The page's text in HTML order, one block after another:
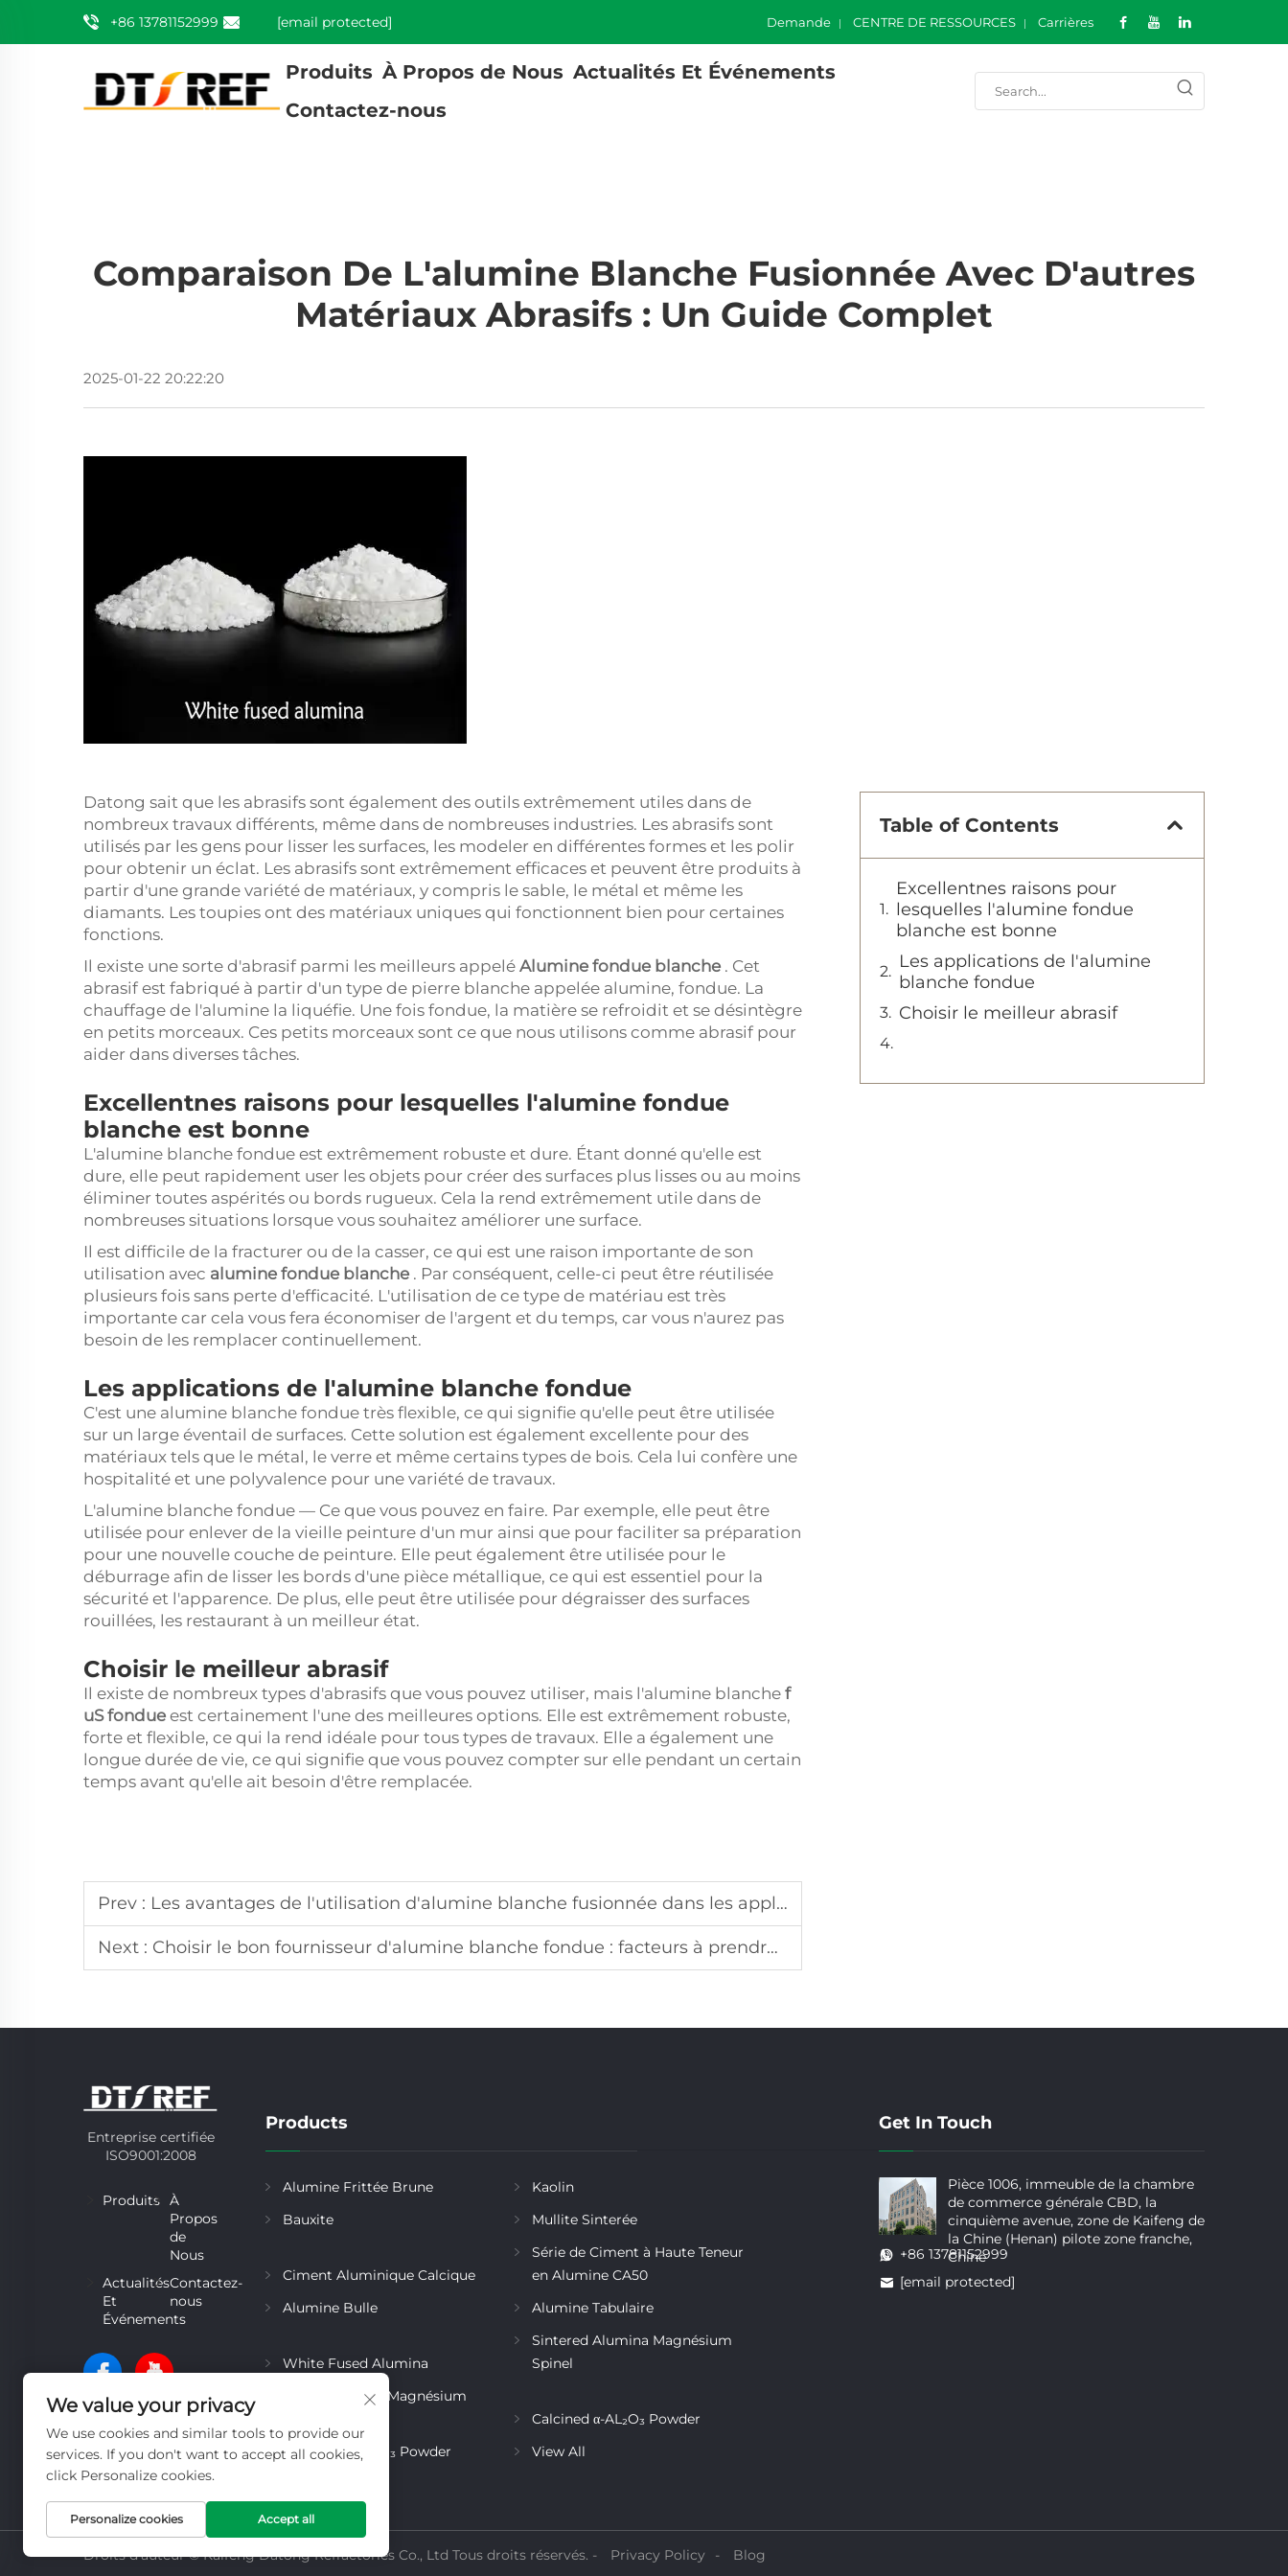
+86 13781152999 [email protected] Demande CENTRE DE RESSOURCES Carrières
Produits À Propos de Nous Actualités Et Événements
Contactez-nous
Comparaison De L'alumine Blanche Fusionnée Avec D'autres
Matériaux Abrasifs : Un Guide Complet
2025-01-22 20:22:20
Datong sait que les abrasifs sont également des outils extrêmement utiles dans de
nombreux travaux différents, même dans de nombreuses industries. Les abrasifs sont
utilisés par les gens pour lisser les surfaces, les modeler en différentes formes et les polir
pour obtenir un éclat. Les abrasifs sont extrêmement efficaces et peuvent être produits à
partir d'une grande variété de matériaux, y compris le sable, le métal et même les
diamants. Les toupies ont des matériaux uniques qui fonctionnent bien pour certaines
fonctions.
Il existe une sorte d'abrasif parmi les meilleurs appelé Alumine fondue blanche . Cet
abrasif est fabriqué à partir d'un type de pierre blanche appelée alumine, fondue. La
chauffage de l'alumine la liquéfie. Une fois fondue, la matière se refroidit et se désintègre
en petits morceaux. Ces petits morceaux sont ce que nous utilisons comme abrasif pour
aider dans diverses tâches.
Excellentnes raisons pour lesquelles l'alumine fondue
blanche est bonne
L'alumine blanche fondue est extrêmement robuste et dure. Étant donné qu'elle est
dure, elle peut rapidement user les objets pour créer des surfaces plus lisses ou au moins
éliminer toutes aspérités ou bords rugueux. Cela la rend extrêmement utile dans de
nombreuses situations lorsque vous souhaitez améliorer une surface.
Il est difficile de la fracturer ou de la casser, ce qui est une raison importante de son
utilisation avec alumine fondue blanche . Par conséquent, celle-ci peut être réutilisée
plusieurs fois sans perte d'efficacité. L'utilisation de ce type de matériau est très
importante car cela vous fera économiser de l'argent et du temps, car vous n'aurez pas
besoin de les remplacer continuellement.
Les applications de l'alumine blanche fondue
C'est une alumine blanche fondue très flexible, ce qui signifie qu'elle peut être utilisée
sur un large éventail de surfaces. Cette solution est également excellente pour des
matériaux tels que le métal, le verre et même certains types de bois. Cela lui confère une
hospitalité et une polyvalence pour une variété de travaux.
L'alumine blanche fondue — Ce que vous pouvez en faire. Par exemple, elle peut être
utilisée pour enlever de la vieille peinture d'un mur ainsi que pour faciliter sa préparation
pour une nouvelle couche de peinture. Elle peut également être utilisée pour le
déburrage afin de lisser les bords d'une pièce métallique, ce qui est essentiel pour la
sécurité et l'apparence. De plus, elle peut être utilisée pour dégraisser des surfaces
rouillées, les restaurant à un meilleur état.
Choisir le meilleur abrasif
Il existe de nombreux types d'abrasifs que vous pouvez utiliser, mais l'alumine blanche f
uSfondue est certainement l'une des meilleures options. Elle est extrêmement robuste,
forte et flexible, ce qui la rend idéale pour tous types de travaux. Elle a également une
longue durée de vie, ce qui signifie que vous pouvez compter sur elle pendant un certain
temps avant qu'elle ait besoin d'être remplacée.
Prev : Les avantages de l'utilisation d'alumine blanche fusionnée dans les applications industrielles
Next : Choisir le bon fournisseur d'alumine blanche fondue : facteurs à prendre en compte pour vos besoins professionnels
Table of Contents
Excellentnes raisons pour
lesquelles l'alumine fondue
blanche est bonne
Les applications de l'alumine
blanche fondue
Choisir le meilleur abrasif
Entreprise certifiée
ISO9001:2008
Produits À
Propos
de
Nous
Actualités
Et
Événements
Contactez-
nous
Products
Alumine Frittée Brune
Kaolin
Bauxite
Mullite Sinterée
Ciment Aluminique Calcique
Série de Ciment à Haute Teneur
en Alumine CA50
Alumine Bulle
Alumine Tabulaire
White Fused Alumina
Sintered Alumina Magnésium
Spinel
Fused Alumina Magnésium
Calcined α-AL₂O₃ Powder
Reactive α-AL₂O₃ Powder
View All
Get In Touch
Pièce 1006, immeuble de la chambre
de commerce générale CBD, la
cinquième avenue, zone de Kaifeng de
la Chine (Henan) pilote zone franche,
Chine
+86 13781152999
[email protected]
Droits d'auteur © Kaifeng Datong Refractories Co., Ltd Tous droits réservés. - Privacy Policy - Blog
We value your privacy
We use cookies and similar tools to provide our
services. If you don't want to accept all cookies,
click Personalize cookies.
Personalize cookies Accept all